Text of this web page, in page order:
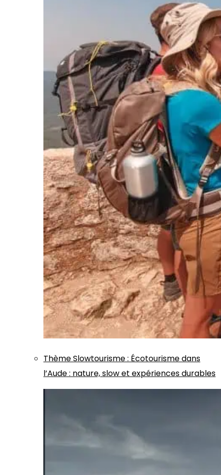
ThèmeSlowtourisme: Écotourisme dans
l’Aude : nature, slow et expériences durables